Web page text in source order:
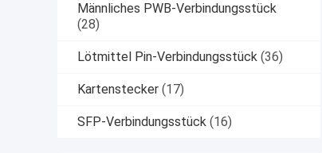
Männliches PWB-Verbindungsstück
(28)
Lötmittel Pin-Verbindungsstück (36)
Kartenstecker (17)
SFP-Verbindungsstück (16)